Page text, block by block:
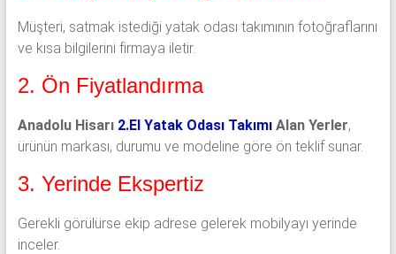
Müşteri, satmak istediği yatak odası takımının fotoğraflarını
ve kısa bilgilerini firmaya iletir.
2. Ön Fiyatlandırma
Anadolu Hisarı 2.El Yatak Odası TakımıAlan Yerler,
ürünün markası, durumu ve modeline göre ön teklif sunar.
3. Yerinde Ekspertiz
Gerekli görülürse ekip adrese gelerek mobilyayı yerinde
inceler.